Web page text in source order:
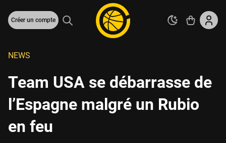
Créer un compte
NEWS
Team USA se débarrasse de
l’Espagne malgré un Rubio
en feu